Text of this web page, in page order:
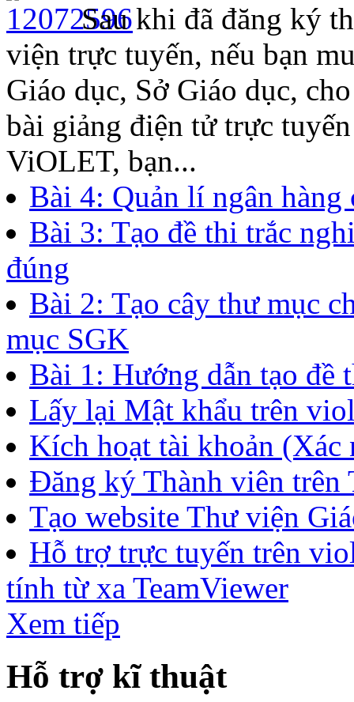
Sau khi đã đăng ký
viện trực tuyến, nếu bạn
Giáo dục, Sở Giáo dục,
bài giảng điện tử trực
ViOLET, bạn...
Bài 4: Quản lí ngân
Bài 3: Tạo đề thi trắc
đúng
Bài 2: Tạo cây thư mục
mục SGK
Bài 1: Hướng dẫn tạo đề
Lấy lại Mật khẩu trên
Kích hoạt tài khoản
Đăng ký Thành viên
Tạo website Thư viện
Hỗ trợ trực tuyến trên
tính từ xa TeamViewer
Xem tiếp
Hỗ trợ kĩ thuật